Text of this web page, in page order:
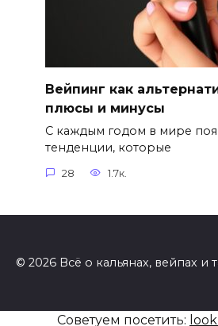
Вейпинг как
плюсы и минусы
С каждым годом в мире
тенденции, которые
28 1.7к.
© 2026 Всё о кальянах, вейпах и
Советуем посетить: